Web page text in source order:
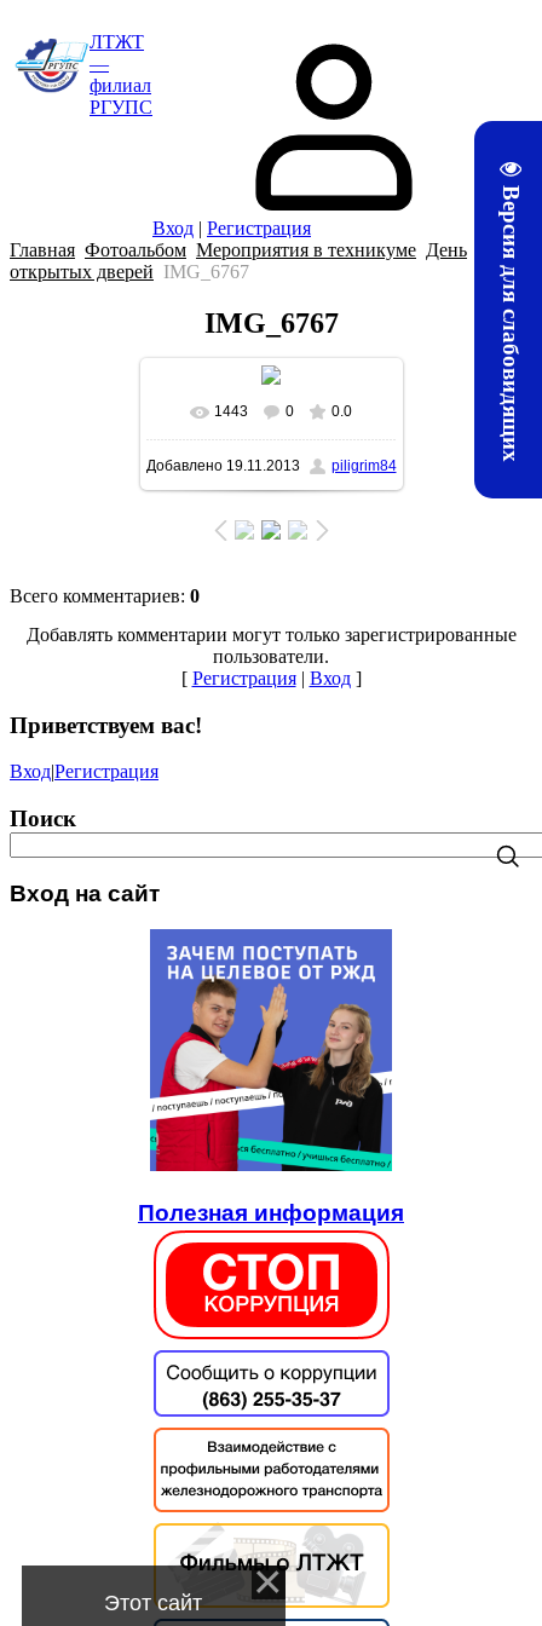
Версия для слабовидящих
ЛТЖТ
—
филиал
РГУПС
Вход | Регистрация
Главная Фотоальбом Мероприятия в техникуме День
открытых дверей IMG_6767
IMG_6767
В реальном размере
1600x1200/ 223.4Kb
1443 0 0.0
Добавлено19.11.2013 piligrim84
Всего комментариев: 0
Добавлять комментарии могут только зарегистрированные
пользователи.
[ Регистрация| Вход]
Приветствуем вас!
Вход|Регистрация
Поиск
Вход на сайт
Полезная информация
Этот сайт